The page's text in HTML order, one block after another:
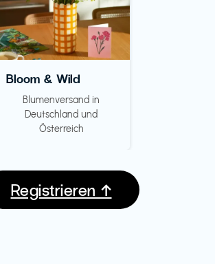
Bloom & Wild
Blumenversand in
Deutschland und
Österreich
Registrieren ↑